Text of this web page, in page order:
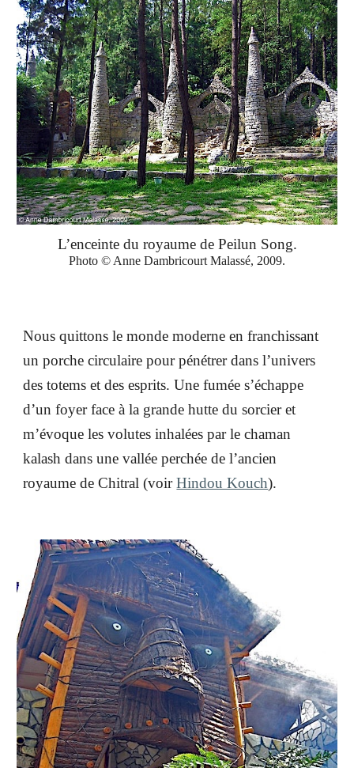
L’enceinte du royaume de Peilun Song.
Photo © Anne Dambricourt Malassé, 2009.
Nous quittons le monde moderne en franchissant
un porche circulaire pour pénétrer dans l’univers
des totems et des esprits. Une fumée s’échappe
d’un foyer face à la grande hutte du sorcier et
m’évoque les volutes inhalées par le chaman
kalash dans une vallée perchée de l’ancien
royaume de Chitral (voir Hindou Kouch).